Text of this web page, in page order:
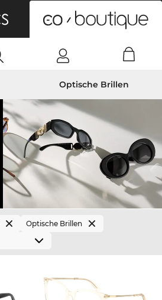
Optische Brillen
Optische Brillen